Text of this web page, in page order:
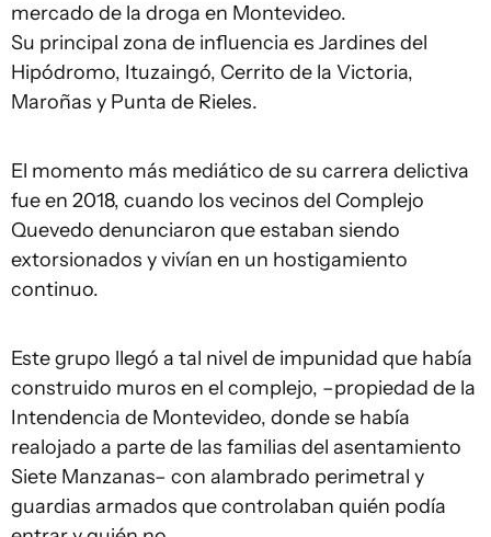
mercado de la droga en Montevideo.
Su principal zona de influencia es Jardines del
Hipódromo, Ituzaingó, Cerrito de la Victoria,
Maroñas y Punta de Rieles.
El momento más mediático de su carrera delictiva
fue en 2018, cuando los vecinos del Complejo
Quevedo denunciaron que estaban siendo
extorsionados y vivían en un hostigamiento
continuo.
Este grupo llegó a tal nivel de impunidad que había
construido muros en el complejo, –propiedad de la
Intendencia de Montevideo, donde se había
realojado a parte de las familias del asentamiento
Siete Manzanas– con alambrado perimetral y
guardias armados que controlaban quién podía